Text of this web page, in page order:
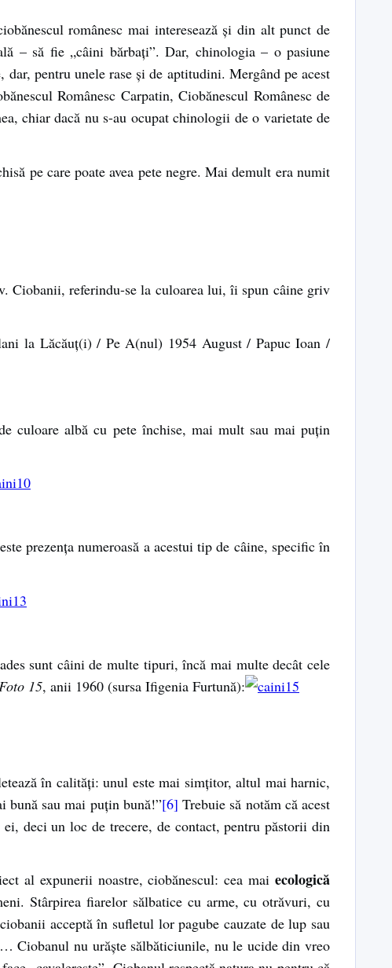
românesc mai interesează şi din alt punct de
– să fie „câini bărbaţi”. Dar, chinologia – o pasiune
pentru unele rase şi de aptitudini. Mergând pe acest
Românesc Carpatin, Ciobănescul Românesc de
chiar dacă nu s-au ocupat chinologii de o varietate de
pe care poate avea pete negre. Mai demult era numit
Ciobanii, referindu-se la culoarea lui, îi spun câine griv
la Lăcăuţ(i) / Pe A(nul) 1954 August / Papuc Ioan /
culoare albă cu pete închise, mai mult sau mai puţin
prezenţa numeroasă a acestui tip de câine, specific în
sunt câini de multe tipuri, încă mai multe decât cele
15, anii 1960 (sursa Ifigenia Furtună):
în calităţi: unul este mai simţitor, altul mai harnic,
bună sau mai puţin bună!”[6] Trebuie să notăm că acest
deci un loc de trecere, de contact, pentru păstorii din
al expunerii noastre, ciobănescul: cea mai ecologică
Stârpirea fiarelor sălbatice cu arme, cu otrăvuri, cu
acceptă în sufletul lor pagube cauzate de lup sau
Ciobanul nu urăşte sălbăticiunile, nu le ucide din vreo